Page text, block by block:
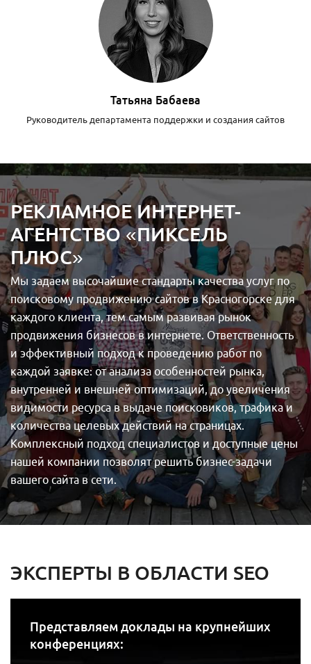
Татьяна Бабаева
Руководитель департамента поддержки и создания сайтов
РЕКЛАМНОЕ ИНТЕРНЕТ-
АГЕНТСТВО «ПИКСЕЛЬ
ПЛЮС»
Мы задаем высочайшие стандарты качества услуг по
поисковому продвижению сайтов в Красногорске для
каждого клиента, тем самым развивая рынок
продвижения бизнесов в интернете. Ответственность
и эффективный подход к проведению работ по
каждой заявке: от анализа особенностей рынка,
внутренней и внешней оптимизаций, до увеличения
видимости ресурса в выдаче поисковиков, трафика и
количества целевых действий на страницах.
Комплексный подход специалистов и доступные цены
нашей компании позволят решить бизнес-задачи
вашего сайта в сети.
ЭКСПЕРТЫ В ОБЛАСТИ SEO
Представляем доклады на крупнейших
конференциях: